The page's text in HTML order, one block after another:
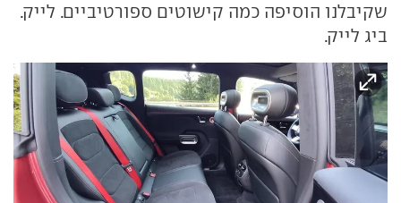
שקיבלנו הוסיפה כמה קישוטים ספורטיביים. לייק.
ביג לייק.